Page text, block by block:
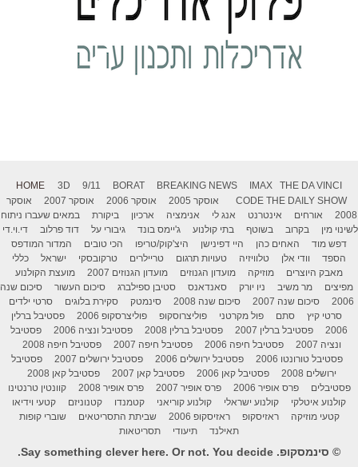
HOME 3D 9/11 BORAT BREAKING NEWS IMAX
THE DA VINCI
CODE THE DAILY SHOW אוסקר 2005 אוסקר 2006 אוסקר 2007
אוסקר
2008
אורחים אינטרנט אנג לי אנימציה ארכיון ביקורת
במאים שעברו ניתוח
לשינוי מין
בקרוב בשוטף בתי קולנוע ג'יימס בונד גיבורי על דוד פרלוב
די.וי.די
דפש מוד
האחים כהן היי דפינישן היצ'קוק/טריפו הכי טובים
המדור המודפס
הספד
וודי אלן טלוויזיה טעויות תרגום טריילרים טרקובסקי ישראל
כללי
מאבק היוצרים
מוזיקה מועדון הגנוזים מועדון הגנוזים 2007
מועצת הקולנוע
מפיצים
מר משיב ניו יורק סאנדאנס סטיבן ספילברג סיכום העשור
סיכום שנה
2006
סיכום שנה 2007 סיכום שנה 2008 סינמטק סקירת בלוגים
סרטי ילדים
סרטי קיץ
סתם פול מקרטני פוליצרוסקופ פוליצרסקופ 2006
פסטיבל ברלין
2006
פסטיבל ברלין 2007 פסטיבל ברלין 2008 פסטיבל ונציה 2006
פסטיבל
ונציה 2007
פסטיבל חיפה 2006 פסטיבל חיפה 2007
פסטיבל חיפה 2008
פסטיבל טורונטו 2006
פסטיבל ירושלים 2006 פסטיבל ירושלים 2007
פסטיבל
ירושלים 2008
פסטיבל קאן 2006 פסטיבל קאן 2007
פסטיבל קאן 2008
פסטיבלים
פרס אופיר 2006 פרס אופיר 2007 פרס אופיר 2008
קוונטין טרנטינו
קולנוע איטלקי
קולנוע ישראלי קולנוע קוריאני קטמנדו קטנוניזם
קטעי וידיאו
קטעי מוזיקה
ראזיסקופ ראזיסקופ 2006 שביתת התסריטאים
שוברי קופות
תאילנד
תיעודי תסריטאות
© סינמסקופ. Say something clever here. Or not. You decide.